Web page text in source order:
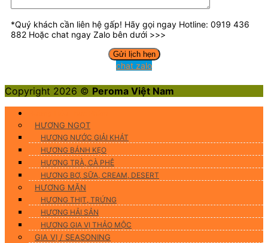
*Quý khách cần liên hệ gấp! Hãy gọi ngay Hotline: 0919 436
882 Hoặc chat ngay Zalo bên dưới >>>
chat zalo
Copyright 2026 © Peroma Việt Nam
HƯƠNG NGỌT
HƯƠNG NƯỚC GIẢI KHÁT
HƯƠNG BÁNH KẸO
HƯƠNG TRÀ, CÀ PHÊ
HƯƠNG BƠ, SỮA, CREAM, DESERT
HƯƠNG MẶN
HƯƠNG THỊT, TRỨNG
HƯƠNG HẢI SẢN
HƯƠNG GIA VỊ THẢO MỘC
GIA VỊ / SEASONING